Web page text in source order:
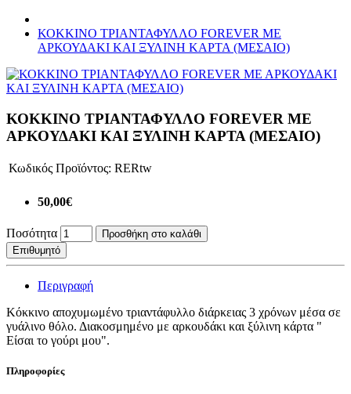
ΚΟΚΚΙΝΟ ΤΡΙΑΝΤΑΦΥΛΛO FOREVER ΜΕ
ΑΡΚΟΥΔΑΚΙ ΚΑΙ ΞΥΛΙΝΗ ΚΑΡΤΑ (ΜΕΣΑΙΟ)
ΚΟΚΚΙΝΟ ΤΡΙΑΝΤΑΦΥΛΛO FOREVER ΜΕ
ΑΡΚΟΥΔΑΚΙ ΚΑΙ ΞΥΛΙΝΗ ΚΑΡΤΑ (ΜΕΣΑΙΟ)
Κωδικός Προϊόντος: RERtw
50,00€
Ποσότητα
Προσθήκη στο καλάθι
Επιθυμητό
Περιγραφή
Κόκκινο αποχυμωμένο τριαντάφυλλο διάρκειας 3 χρόνων μέσα σε
γυάλινο θόλο. Διακοσμημένο με αρκουδάκι και ξύλινη κάρτα "
Είσαι το γούρι μου".
Πληροφορίες